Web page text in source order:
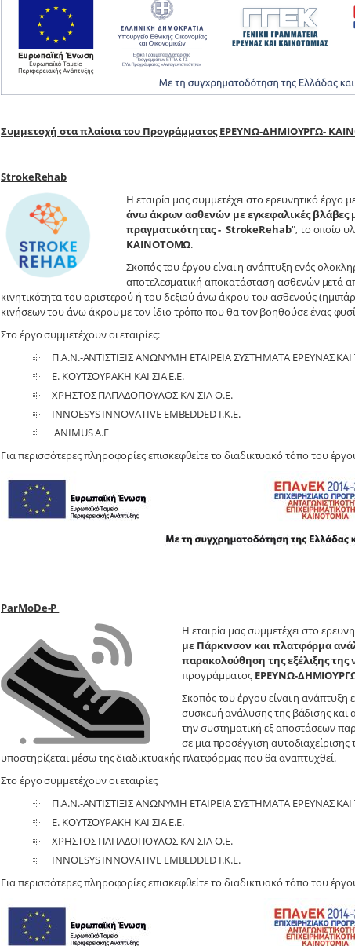
Συμμετοχή στα πλαίσια του Προγράμματος ΕΡΕΥΝΩ-ΔΗΜΙΟΥΡΓΩ-
StrokeRehab
Η εταιρία μας συμμετέχει στο ερευνητικό έργο
άνω άκρων ασθενών με εγκεφαλικές βλάβες
πραγματικότητας - StrokeRehab", το οποίο
ΚΑΙΝΟΤΟΜΩ.
Σκοπός του έργου είναι η ανάπτυξη ενός
αποτελεσματική αποκατάσταση ασθενών μετά
κινητικότητα του αριστερού ή του δεξιού άνω άκρου του ασθενούς
κινήσεων του άνω άκρου με τον ίδιο τρόπο που θα τον βοηθούσε ένας
Στο έργο συμμετέχουν οι εταιρίες:
Π.Α.Ν.-ΑΝΤΙΣΤΙΞΙΣ ΑΝΩΝΥΜΗ ΕΤΑΙΡΕΙΑ ΣΥΣΤΗΜΑΤΑ ΕΡΕΥΝΑΣ
Ε. ΚΟΥΤΣΟΥΡΑΚΗ ΚΑΙ ΣΙΑ Ε.Ε.
ΧΡΗΣΤΟΣ ΠΑΠΑΔΟΠΟΥΛΟΣ ΚΑΙ ΣΙΑ Ο.Ε.
INNOESYS INNOVATIVE EMBEDDED I.K.E.
ANIMUS Α.Ε
Για περισσότερες πληροφορίες επισκεφθείτε το διαδικτυακό τόπο του
ParMoDe-P
Η εταιρία μας συμμετέχει στο
με Πάρκινσον και πλατφόρμα
παρακολούθηση της εξέλιξης
προγράμματος ΕΡΕΥΝΩ-
Σκοπός του έργου είναι η
συσκευή ανάλυσης της βάδισης και
την συστηματική εξ αποστάσεων
σε μια προσέγγιση
υποστηρίζεται μέσω της διαδικτυακής πλατφόρμας που θα αναπτυχθεί.
Στο έργο συμμετέχουν οι εταιρίες
Π.Α.Ν.-ΑΝΤΙΣΤΙΞΙΣ ΑΝΩΝΥΜΗ ΕΤΑΙΡΕΙΑ ΣΥΣΤΗΜΑΤΑ ΕΡΕΥΝΑΣ
Ε. ΚΟΥΤΣΟΥΡΑΚΗ ΚΑΙ ΣΙΑ Ε.Ε.
ΧΡΗΣΤΟΣ ΠΑΠΑΔΟΠΟΥΛΟΣ ΚΑΙ ΣΙΑ Ο.Ε.
INNOESYS INNOVATIVE EMBEDDED I.K.E.
Για περισσότερες πληροφορίες επισκεφθείτε το διαδικτυακό τόπο του